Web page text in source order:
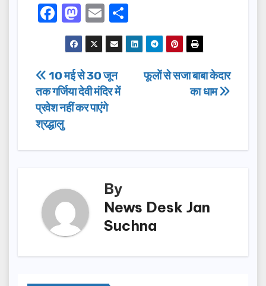
F
a
c
e
b
o
o
k
M
a
st
o
d
o
E
m
ail
h
ar
Post
navigation
फूलों से सजा बाबा केदार
का धाम
10 मई से 30 जून
तक गर्जिया देवी मंदिर में
प्रवेश नहीं कर पाएंगे
श्रद्धालु
By
News Desk Jan
Suchna